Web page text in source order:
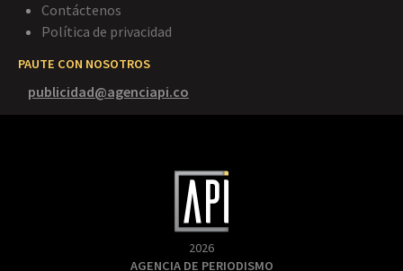
Contáctenos
Política de privacidad
PAUTE CON NOSOTROS
publicidad@agenciapi.co
2026
AGENCIA DE PERIODISMO